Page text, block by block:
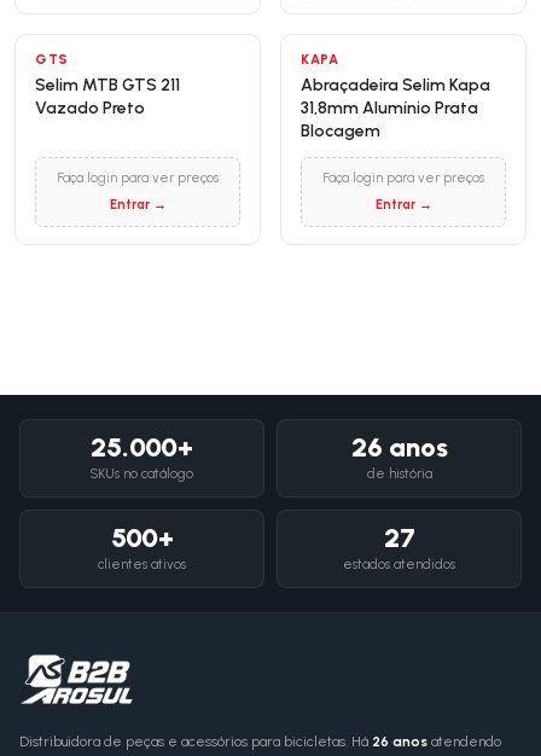
GTS
Selim MTB GTS 211
Vazado Preto
Faça login para ver preços
Entrar →
KAPA
Abraçadeira Selim Kapa
31,8mm Alumínio Prata
Blocagem
Faça login para ver preços
Entrar →
25.000+
SKUs no catálogo
26 anos
de história
500+
clientes ativos
27
estados atendidos
Distribuidora de peças e acessórios para bicicletas. Há 26 anos atendendo